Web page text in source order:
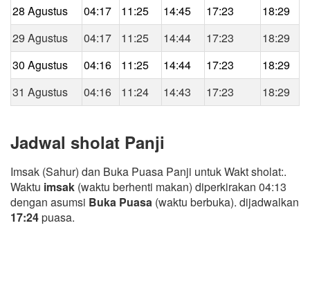
28 Agustus
04:17 11:25 14:45 17:23
18:29
29 Agustus
04:17 11:25 14:44 17:23
18:29
30 Agustus
04:16 11:25 14:44 17:23
18:29
31 Agustus
04:16 11:24 14:43 17:23 18:29
Jadwal sholat Panji
Imsak (Sahur) dan Buka Puasa Panji untuk Wakt sholat:.
Waktu imsak (waktu berhenti makan) diperkirakan 04:13
dengan asumsi Buka Puasa (waktu berbuka). dijadwalkan
17:24puasa.